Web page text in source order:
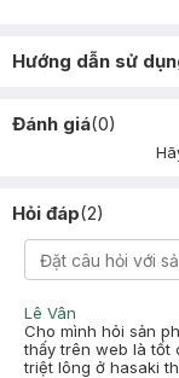
Hướng dẫn sử
Đánh giá(0)
Hỏi đáp(2)
Lê Vân
Cho mình hỏi sản
thấy trên web là tốt
triệt lông ở hasaki